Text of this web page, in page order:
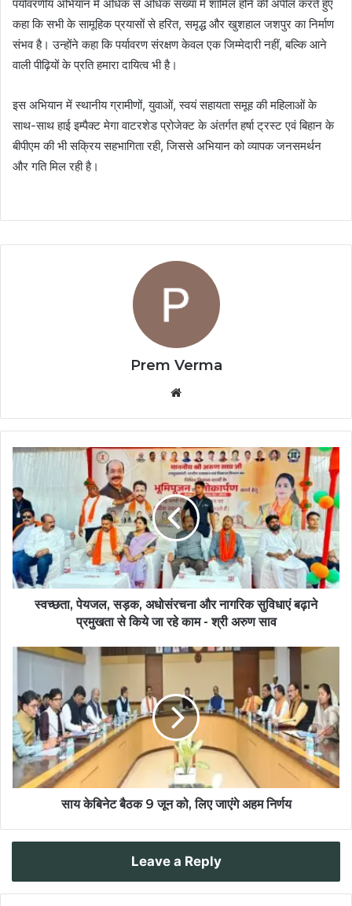
पर्यावरणीय अभियान में अधिक से अधिक संख्या में शामिल होने की अपील करते हुए
कहा कि सभी के सामूहिक प्रयासों से हरित, समृद्ध और खुशहाल जशपुर का निर्माण
संभव है। उन्होंने कहा कि पर्यावरण संरक्षण केवल एक जिम्मेदारी नहीं, बल्कि आने
वाली पीढ़ियों के प्रति हमारा दायित्व भी है।
इस अभियान में स्थानीय ग्रामीणों, युवाओं, स्वयं सहायता समूह की महिलाओं के
साथ-साथ हाई इम्पैक्ट मेगा वाटरशेड प्रोजेक्ट के अंतर्गत हर्षा ट्रस्ट एवं बिहान के
बीपीएम की भी सक्रिय सहभागिता रही, जिससे अभियान को व्यापक जनसमर्थन
और गति मिल रही है।
Prem Verma
स्वच्छता, पेयजल, सड़क, अधोसंरचना और नागरिक सुविधाएं बढ़ाने
प्रमुखता से किये जा रहे काम - श्री अरुण साव
साय केबिनेट बैठक 9 जून को, लिए जाएंगे अहम निर्णय
Leave a Reply